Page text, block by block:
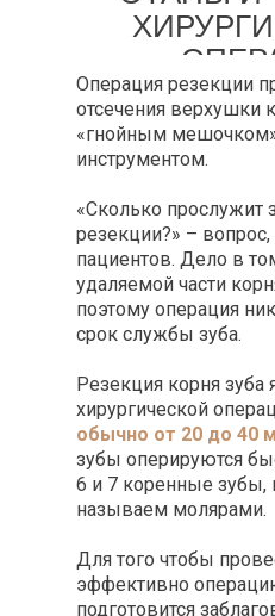
Операция резекции
отсечения верхушки
«гнойным
инструментом.
«Сколько прослужит
резекции?» –
пациентов. Дело в
удаляемой части
поэтому операция
срок службы зуба.
Резекция корня зуба
хирургической
обычно от 20 до 40
зубы оперируются
6 и 7 коренные зубы,
называем молярами.
Для того чтобы
эффективно
подготовится